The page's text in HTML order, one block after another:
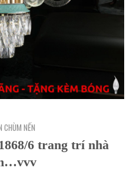
CHÙM NẾN
6 trang trí nhà